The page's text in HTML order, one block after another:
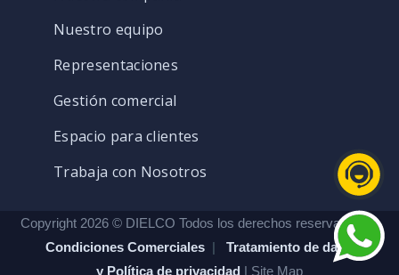
Nuestro equipo
Representaciones
Gestión comercial
Espacio para clientes
Trabaja con Nosotros
Copyright 2026 © DIELCO Todos los derechos reservados. |
Condiciones Comerciales | Tratamiento de datos
y Política de privacidad | Site Map